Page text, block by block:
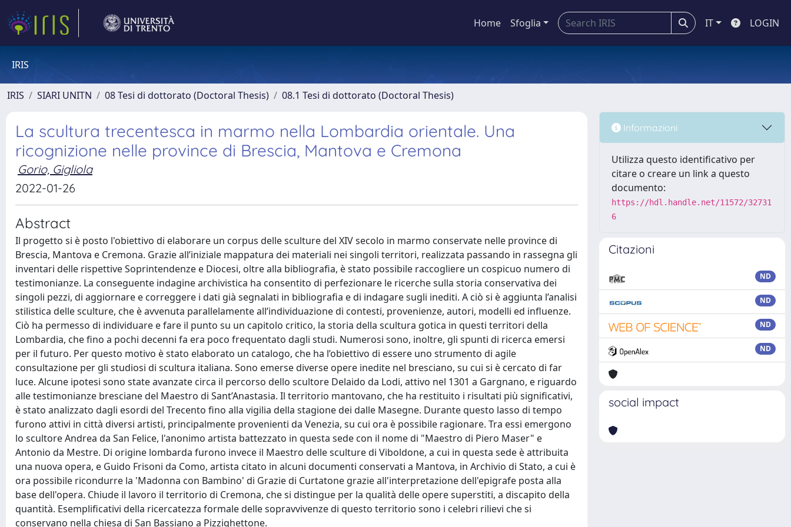
Home Sfoglia IT LOGIN
IRIS
IRIS SIARI UNITN 08 Tesi di dottorato (Doctoral Thesis) 08.1 Tesi di dottorato (Doctoral Thesis)
La scultura trecentesca in marmo nella Lombardia orientale. Una
ricognizione nelle province di Brescia, Mantova e Cremona
Gorio, Gigliola
2022-01-26
Abstract
Il progetto si è posto l'obiettivo di elaborare un corpus delle sculture del XIV secolo in marmo conservate nelle province di
Brescia, Mantova e Cremona. Grazie all’iniziale mappatura dei materiali nei singoli territori, realizzata passando in rassegna gli
inventari delle rispettive Soprintendenze e Diocesi, oltre alla bibliografia, è stato possibile raccogliere un cospicuo numero di
testimonianze. La conseguente indagine archivistica ha consentito di perfezionare le ricerche sulla storia conservativa dei
singoli pezzi, di aggiornare e correggere i dati già segnalati in bibliografia e di indagare sugli inediti. A ciò si è aggiunta l’analisi
stilistica delle sculture, che è avvenuta parallelamente all’individuazione di contesti, provenienze, autori, modelli ed influenze.
Ciò ha permesso di individuare e fare il punto su un capitolo critico, la storia della scultura gotica in questi territori della
Lombardia, che fino a pochi decenni fa era poco frequentato dagli studi. Numerosi sono, inoltre, gli spunti di ricerca emersi
per il futuro. Per questo motivo è stato elaborato un catalogo, che ha l’obiettivo di essere uno strumento di agile
consultazione per gli studiosi di scultura italiana. Sono emerse diverse opere inedite nel bresciano, su cui si è cercato di far
luce. Alcune ipotesi sono state avanzate circa il percorso dello scultore Delaido da Lodi, attivo nel 1301 a Gargnano, e riguardo
alle testimonianze bresciane del Maestro di Sant’Anastasia. Il territorio mantovano, che ha restituito i risultati più significativi,
è stato analizzato dagli esordi del Trecento fino alla vigilia della stagione dei dalle Masegne. Durante questo lasso di tempo
furono attivi in città diversi artisti, principalmente provenienti da Venezia, su cui ora è possibile ragionare. Tra essi emergono
lo scultore Andrea da San Felice, l'anonimo artista battezzato in questa sede con il nome di "Maestro di Piero Maser" e
Antonio da Mestre. Di origine lombarda furono invece il Maestro delle sculture di Viboldone, a cui in questa sede è attribuita
una nuova opera, e Guido Frisoni da Como, artista citato in alcuni documenti conservati a Mantova, in Archivio di Stato, a cui è
ora possibile ricondurre la 'Madonna con Bambino' di Grazie di Curtatone grazie all'interpretazione dell'epigrafe posta alla
base dell'opera. Chiude il lavoro il territorio di Cremona, che si distingue per la qualità delle opere superstiti, a discapito della
quantità. Esemplificativi della ricercatezza formale delle sopravvivenze di questo territorio sono i celebri rilievi che si
conservano nella chiesa di San Bassiano a Pizzighettone.
Informazioni
Utilizza questo identificativo per
citare o creare un link a questo
documento:
https://hdl.handle.net/11572/32731
6
Citazioni
ND
ND
ND
ND
social impact